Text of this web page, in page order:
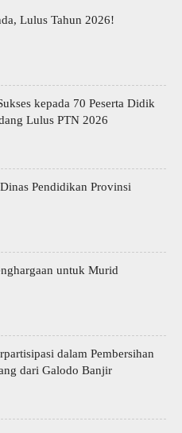
Lulus Tahun 2026!
kepada 70 Peserta Didik
Lulus PTN 2026
Pendidikan Provinsi
untuk Murid
dalam Pembersihan
dari Galodo Banjir